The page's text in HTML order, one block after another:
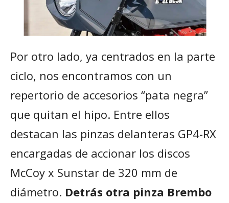
Por otro lado, ya centrados en la parte
ciclo, nos encontramos con un
repertorio de accesorios “pata negra”
que quitan el hipo. Entre ellos
destacan las pinzas delanteras GP4-RX
encargadas de accionar los discos
McCoy x Sunstar de 320 mm de
diámetro. Detrás otra pinza Brembo